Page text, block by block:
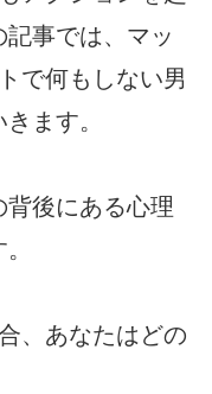
事では、マッ
で何もしない男
ます。
後にある心理
、あなたはどの